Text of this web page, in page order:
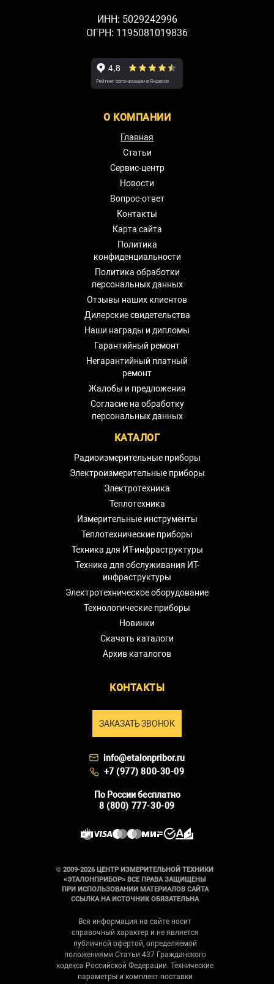
ИНН: 5029242996
ОГРН: 1195081019836
О КОМПАНИИ
Главная
Статьи
Сервис-центр
Новости
Вопрос-ответ
Контакты
Карта сайта
Политика
конфиденциальности
Политика обработки
персональных данных
Отзывы наших клиентов
Дилерские свидетельства
Наши награды и дипломы
Гарантийный ремонт
Негарантийный платный
ремонт
Жалобы и предложения
Согласие на обработку
персональных данных
КАТАЛОГ
Радиоизмерительные приборы
Электроизмерительные приборы
Электротехника
Теплотехника
Измерительные инструменты
Теплотехнические приборы
Техника для ИТ-инфраструктуры
Техника для обслуживания ИТ-
инфраструктуры
Электротехническое оборудование
Технологические приборы
Новинки
Скачать каталоги
Архив каталогов
КОНТАКТЫ
ЗАКАЗАТЬ ЗВОНОК
info@etalonpribor.ru
+7 (977) 800-30-09
По России бесплатно
8 (800) 777-30-09
© 2009-2026 ЦЕНТР ИЗМЕРИТЕЛЬНОЙ ТЕХНИКИ
«ЭТАЛОНПРИБОР» ВСЕ ПРАВА ЗАЩИЩЕНЫ
ПРИ ИСПОЛЬЗОВАНИИ МАТЕРИАЛОВ САЙТА
ССЫЛКА НА ИСТОЧНИК ОБЯЗАТЕЛЬНА
Вся информация на сайте носит
справочный характер и не является
публичной офертой, определяемой
положениями Статьи 437 Гражданского
кодекса Российской Федерации. Технические
параметры и комплект поставки